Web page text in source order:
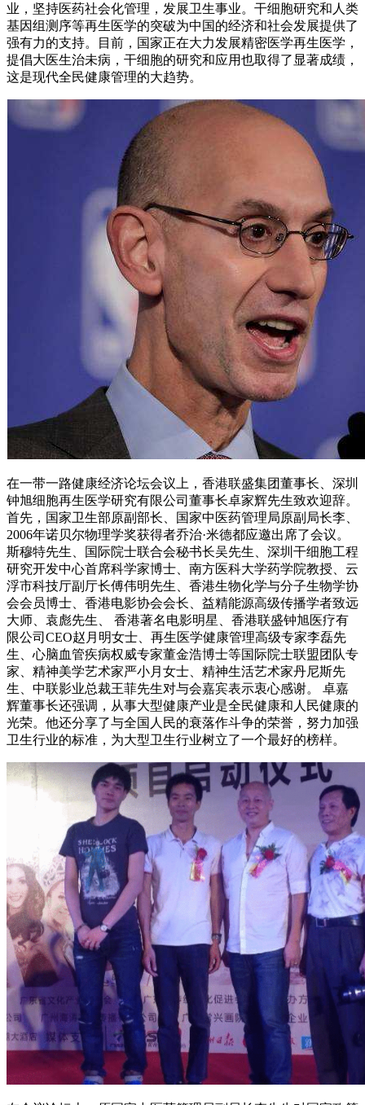
业，坚持医药社会化管理，发展卫生事业。干细胞研究和人类
基因组测序等再生医学的突破为中国的经济和社会发展提供了
强有力的支持。目前，国家正在大力发展精密医学再生医学，
提倡大医生治未病，干细胞的研究和应用也取得了显著成绩，
这是现代全民健康管理的大趋势。
在一带一路健康经济论坛会议上，香港联盛集团董事长、深圳
钟旭细胞再生医学研究有限公司董事长卓家辉先生致欢迎辞。
首先，国家卫生部原副部长、国家中医药管理局原副局长李、
2006年诺贝尔物理学奖获得者乔治·米德都应邀出席了会议。
斯穆特先生、国际院士联合会秘书长吴先生、深圳干细胞工程
研究开发中心首席科学家博士、南方医科大学药学院教授、云
浮市科技厅副厅长傅伟明先生、香港生物化学与分子生物学协
会会员博士、香港电影协会会长、益精能源高级传播学者致远
大师、袁彪先生、 香港著名电影明星、香港联盛钟旭医疗有
限公司CEO赵月明女士、再生医学健康管理高级专家李磊先
生、心脑血管疾病权威专家董金浩博士等国际院士联盟团队专
家、精神美学艺术家严小月女士、精神生活艺术家丹尼斯先
生、中联影业总裁王菲先生对与会嘉宾表示衷心感谢。 卓嘉
辉董事长还强调，从事大型健康产业是全民健康和人民健康的
光荣。他还分享了与全国人民的衰落作斗争的荣誉，努力加强
卫生行业的标准，为大型卫生行业树立了一个最好的榜样。